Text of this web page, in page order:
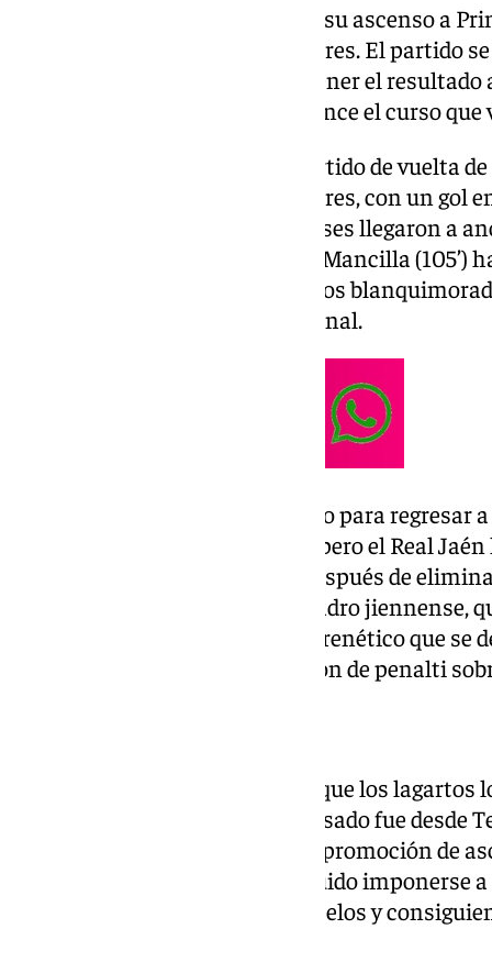
El Real Jaén consigue certificar su ascenso a
la eliminatoria al Atlético Baleares. El partido
lagartos han conseguido mantener el
presencia en la categoría de bronce el curso que
El cuadro andaluz llegaba al partido de vuelta
por la mínima. El Atlético Baleares, con un gol
a la prórroga, donde los jiennenses llegaron a
Siverio Toro (98’) y José Carrillo Mancilla
tantos en el tiempo extra para los
categoría más al fútbol profesional.
El conjunto balear era el favorito para regresar
años de su descenso a 2ª RFEF, pero el Real
los «grandes» de la categoría. Después de
sido la siguiente víctima del cuadro jiennense,
ceja. Fue un choque igualado y frenético que se
cuando en el minuto 98 anotaron de penalti
Es el segundo año consecutivo que los
culminar un ascenso. El año pasado fue desde
hicieron también a través de la promoción de
«nuevos» de la liga, han conseguido imponerse
colándose en el playoff por los pelos y